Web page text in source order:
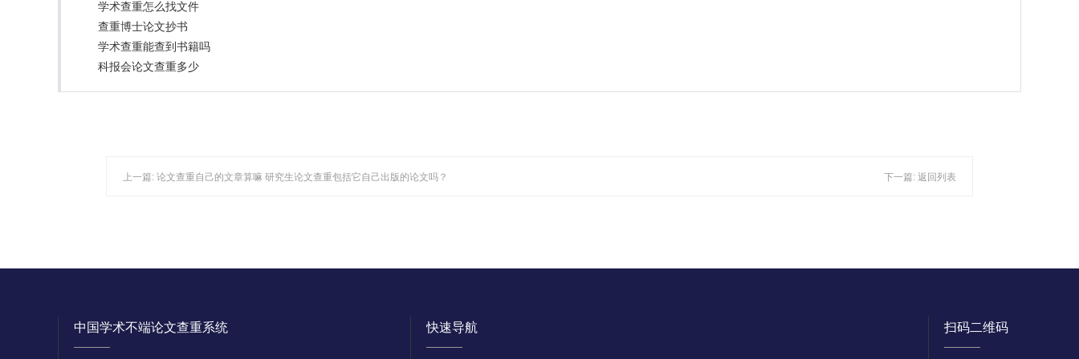
学术查重怎么找文件
查重博士论文抄书
学术查重能查到书籍吗
科报会论文查重多少
上一篇: 论文查重自己的文章算嘛 研究生论文查重包括它自己出版的论文吗？ 下一篇: 返回列表
中国学术不端论文查重系统 快速导航 扫码二维码